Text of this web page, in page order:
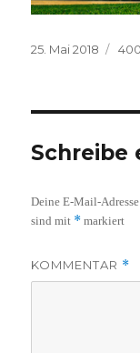
Veröffentlicht
25. Mai 2018
Schreibe
Deine E-Mail-
sind mit * markiert
KOMMENTAR *